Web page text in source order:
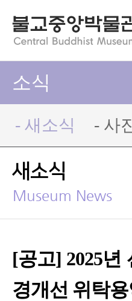
소식
- 새소식 - 사
새소식
Museum News
[공고] 2025년
경개선 위탁